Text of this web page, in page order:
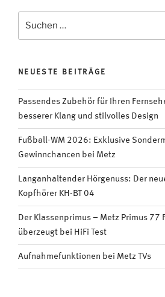
Mallorca:
Urlaub
Nein,
70er
Jahre
Design-
Klassiker
nach:
NEUESTE BEITRÄGE
Passendes Zubehör für Ihren
besserer Klang und stilvolles Design
Fußball-WM 2026: Exklusive
Gewinnchancen bei Metz
Langanhaltender Hörgenuss: Der
Kopfhörer KH-BT 04
Der Klassenprimus – Metz Primus 77
überzeugt bei HiFi Test
Aufnahmefunktionen bei Metz TVs